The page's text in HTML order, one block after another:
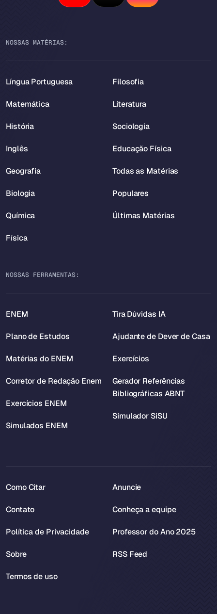
NOSSAS MATÉRIAS:
Língua Portuguesa
Matemática
História
Inglês
Geografia
Biologia
Química
Física
Filosofia
Literatura
Sociologia
Educação Física
Todas as Matérias
Populares
Últimas Matérias
NOSSAS FERRAMENTAS:
ENEM
Plano de Estudos
Matérias do ENEM
Corretor de Redação Enem
Exercícios ENEM
Simulados ENEM
Tira Dúvidas IA
Ajudante de Dever de Casa
Exercícios
Gerador Referências
Bibliográficas ABNT
Simulador SiSU
Como Citar
Contato
Política de Privacidade
Sobre
Termos de uso
Anuncie
Conheça a equipe
Professor do Ano 2025
RSS Feed